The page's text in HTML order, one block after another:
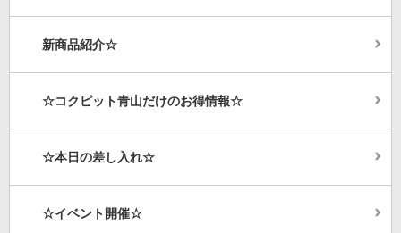
新商品紹介☆
☆コクピット青山だけのお得情報☆
☆本日の差し入れ☆
☆イベント開催☆